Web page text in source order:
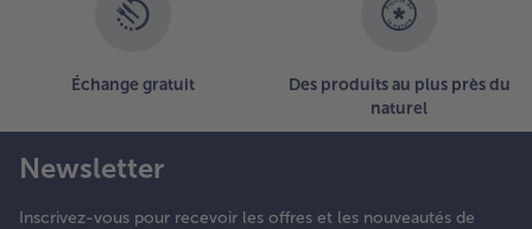
Échange gratuit
Des produits au plus près du
naturel
Newsletter
Inscrivez-vous pour recevoir les offres et les nouveautés de